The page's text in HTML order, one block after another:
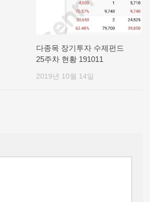
다종목 장기투자 수제펀드
25주차 현황 191011
2019년 10월 14일